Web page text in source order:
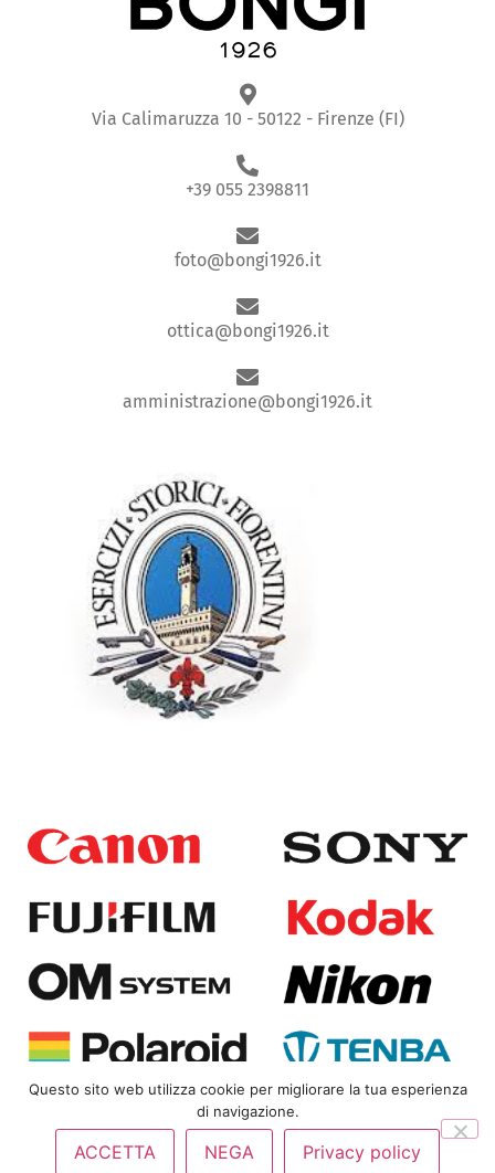
Via Calimaruzza 10 - 50122 - Firenze (FI)
+39 055 2398811
foto@bongi1926.it
ottica@bongi1926.it
amministrazione@bongi1926.it
Copyright© 2025Bongi Srl | P.IVA 01823360480 |Privacy
Policy
Questo sito web utilizza cookie per migliorare la tua esperienza
di navigazione.
ACCETTA NEGA Privacy policy